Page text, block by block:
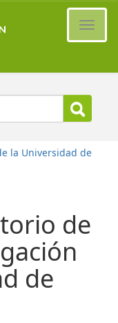
la Universidad de
de
de